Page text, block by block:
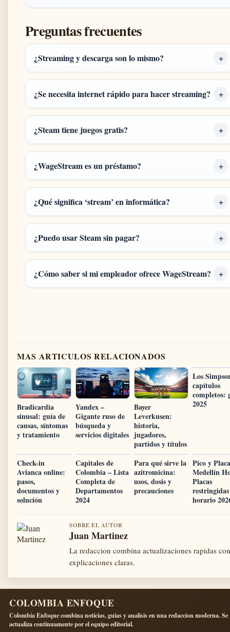
Preguntas frecuentes
¿Streaming y descarga son lo mismo?
¿Se necesita internet rápido para hacer streaming?
¿Steam tiene juegos gratis?
¿WageStream es un préstamo?
¿Qué significa ‘stream’ en informática?
¿Puedo usar Steam sin pagar?
¿Cómo saber si mi empleador ofrece WageStream?
MAS ARTICULOS RELACIONADOS
Bradicardia
sinusal: guía de
causas, síntomas
y tratamiento
Yandex –
Gigante ruso de
búsqueda y
servicios digitales
Bayer
Leverkusen:
historia,
jugadores,
partidos y títulos
Los
capítulos
completos:
2025
Check-in
Avianca online:
pasos,
documentos y
solución
Capitales de
Colombia – Lista
Completa de
Departamentos
2024
Para qué sirve la
azitromicina:
usos, dosis y
precauciones
Pico y Placa
Medellín
Placas
horario
SOBRE EL AUTOR
Juan Martinez
La redaccion combina actualizaciones rapidas con
explicaciones claras.
COLOMBIA ENFOQUE
Colombia Enfoque combina noticias, guias y analisis en una redaccion moderna. Se
actualiza continuamente por el equipo editorial.